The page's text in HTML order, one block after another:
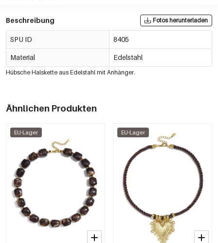
Beschreibung Fotos herunterladen
SPU ID 8405
Material Edelstahl
Hübsche Halskette aus Edelstahl mit Anhänger.
Ähnlichen Produkten
EU-Lager EU-Lager